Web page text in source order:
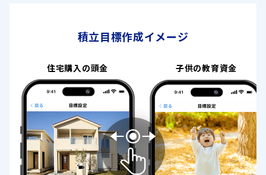
積立目標作成イメージ
住宅購入の頭金 子供の教育資金